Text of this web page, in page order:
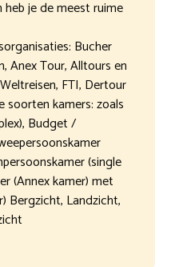
je de meest ruime
Bucher
Anex Tour, Alltours en
FTI, Dertour
soorten kamers: zoals
Budget /
(single
(Annex kamer) met
Bergzicht, Landzicht,